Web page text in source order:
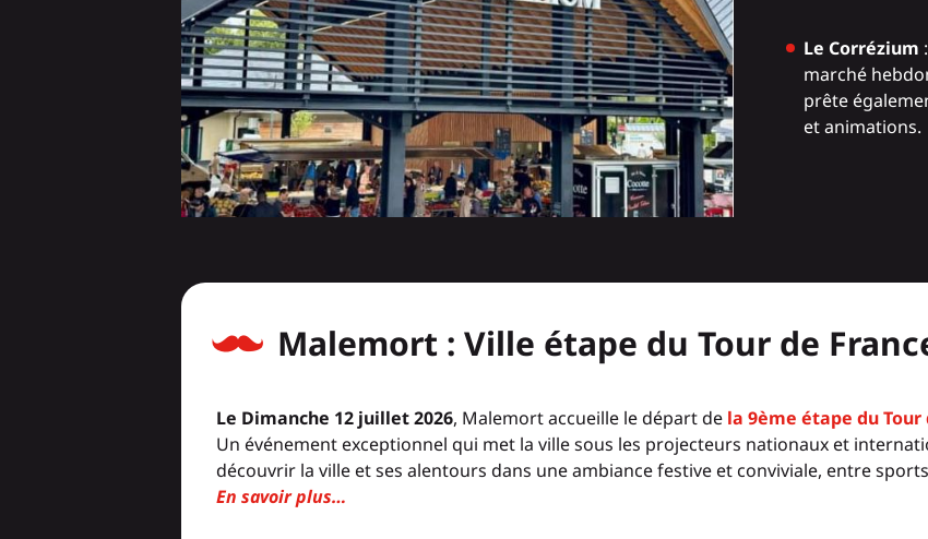
Le Corrézium
marché
prête
et animations.
Malemort : Ville étape du Tour de
Le Dimanche 12 juillet 2026, Malemort accueille le départ dela 9ème étape du Tour
Un événement exceptionnel qui met la ville sous les projecteurs nationaux et
découvrir la ville et ses alentours dans une ambiance festive et conviviale, entre
En savoir plus…